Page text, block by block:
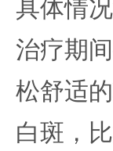
具体情
治疗期
松舒适
白斑，